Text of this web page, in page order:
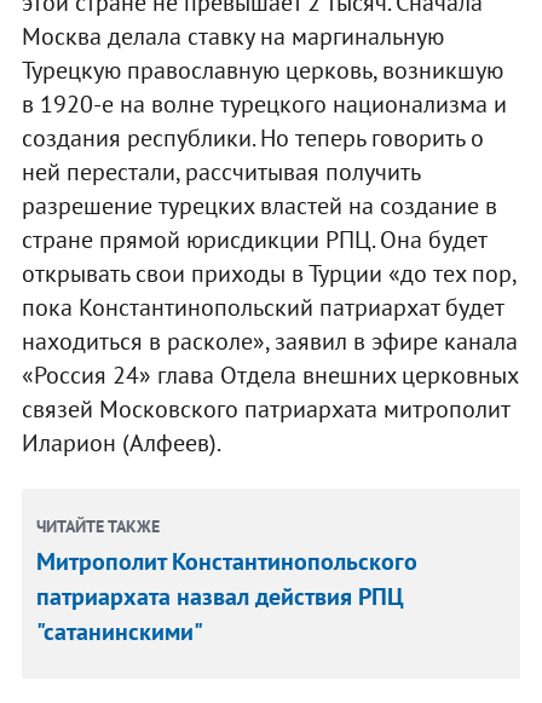
Москва делала ставку на маргинальную
Турецкую православную церковь, возникшую
в 1920-е на волне турецкого национализма и
создания республики. Но теперь говорить о
ней перестали, рассчитывая получить
разрешение турецких властей на создание в
стране прямой юрисдикции РПЦ. Она будет
открывать свои приходы в Турции «до тех пор,
пока Константинопольский патриархат будет
находиться в расколе», заявил в эфире канала
«Россия 24» глава Отдела внешних церковных
связей Московского патриархата митрополит
Иларион (Алфеев).
ЧИТАЙТЕ ТАКЖЕ
Митрополит Константинопольского
патриархата назвал действия РПЦ
"сатанинскими"